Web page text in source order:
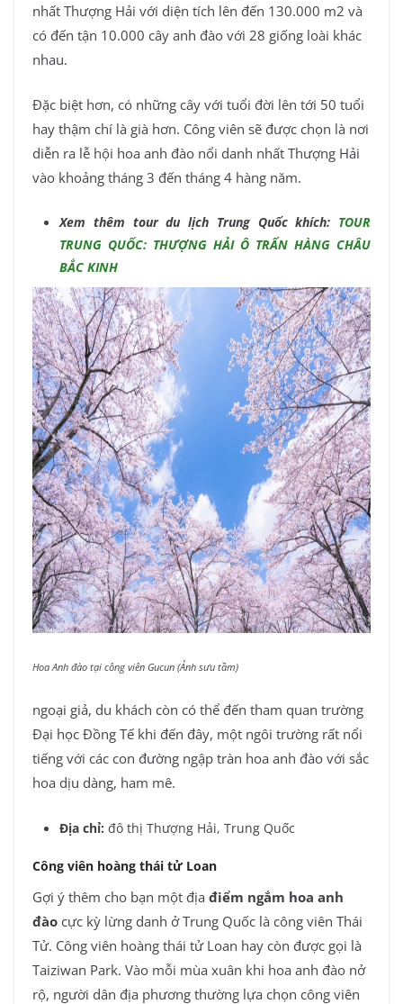
nhất Thượng Hải với diện tích lên đến 130.000 m2 và
có đến tận 10.000 cây anh đào với 28 giống loài khác
nhau.
Đặc biệt hơn, có những cây với tuổi đời lên tới 50 tuổi
hay thậm chí là già hơn. Công viên sẽ được chọn là nơi
diễn ra lễ hội hoa anh đào nổi danh nhất Thượng Hải
vào khoảng tháng 3 đến tháng 4 hàng năm.
Xem thêm tour du lịch Trung Quốc khích: TOUR
TRUNG QUỐC: THƯỢNG HẢI Ô TRẤN HÀNG CHÂU
BẮC KINH
Hoa Anh đào tại công viên Gucun (Ảnh sưu tầm)
ngoại giả, du khách còn có thể đến tham quan trường
Đại học Đồng Tế khi đến đây, một ngôi trường rất nổi
tiếng với các con đường ngập tràn hoa anh đào với sắc
hoa dịu dàng, ham mê.
Địa chỉ: đô thị Thượng Hải, Trung Quốc
Công viên hoàng thái tử Loan
Gợi ý thêm cho bạn một địa điểm ngắm hoa anh
đào cực kỳ lừng danh ở Trung Quốc là công viên Thái
Tử. Công viên hoàng thái tử Loan hay còn được gọi là
Taiziwan Park. Vào mỗi mùa xuân khi hoa anh đào nở
rộ, người dân địa phương thường lựa chọn công viên